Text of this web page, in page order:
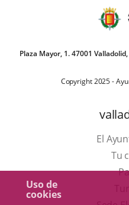
Uso de
cookies
Plaza Mayor, 1. 47001
Copyright 2025 -
El
Tu